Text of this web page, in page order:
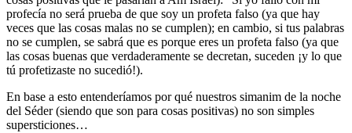
profecía no será prueba de que soy un profeta falso (ya que hay
veces que las cosas malas no se cumplen); en cambio, si tus palabras
no se cumplen, se sabrá que es porque eres un profeta falso (ya que
las cosas buenas que verdaderamente se decretan, suceden ¡y lo que
tú profetizaste no sucedió!).
En base a esto entenderíamos por qué nuestros simanim de la noche
del Séder (siendo que son para cosas positivas) no son simples
supersticiones…